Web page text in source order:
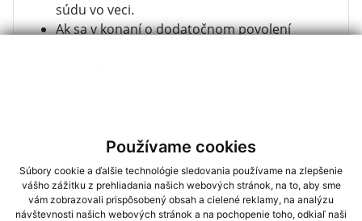
Používame cookies
Súbory cookie a ďalšie technológie sledovania používame na zlepšenie
vášho zážitku z prehliadania našich webových stránok, na to, aby sme
vám zobrazovali prispôsobený obsah a cielené reklamy, na analýzu
návštevnosti našich webových stránok a na pochopenie toho, odkiaľ naši
súdu vo veci.
Ak sa v konaní o dodatočnom povolení
Stavebný úrad nariadi odstránenie stavby aj v
prípade , ak stavebník v určenej lehote:
nepredloží žiadosť o dodatočné povolenie